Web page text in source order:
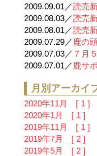
2009.09.01／読売
2009.08.03／読売
2009.08.01／読売
2009.07.29／ 鹿の
2009.07.03／ ７月
2009.07.01／ 鹿サ
月別アーカイ
2020年11月 [ 1 ]
2020年1月 [ 1 ]
2019年11月 [ 1 ]
2019年7月 [ 2 ]
2019年5月 [ 2 ]